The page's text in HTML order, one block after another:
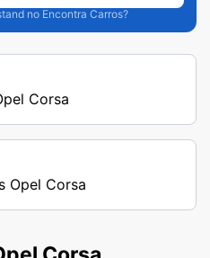
no Encontra Carros?
Corsa
Opel Corsa